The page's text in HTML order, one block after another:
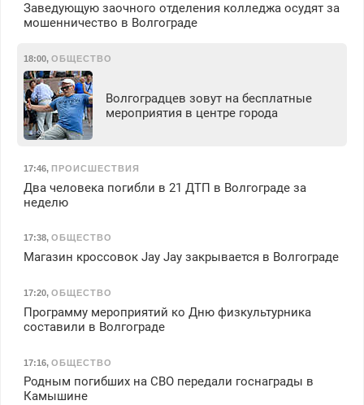
Заведующую заочного отделения колледжа осудят за
мошенничество в Волгограде
18:00, ОБЩЕСТВО
Волгоградцев зовут на бесплатные
мероприятия в центре города
17:46, ПРОИСШЕСТВИЯ
Два человека погибли в 21 ДТП в Волгограде за
неделю
17:38, ОБЩЕСТВО
Магазин кроссовок Jay Jay закрывается в Волгограде
17:20, ОБЩЕСТВО
Программу мероприятий ко Дню физкультурника
составили в Волгограде
17:16, ОБЩЕСТВО
Родным погибших на СВО передали госнаграды в
Камышине